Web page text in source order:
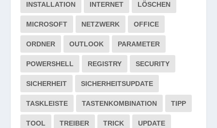
INSTALLATION INTERNET LÖSCHEN
MICROSOFT NETZWERK OFFICE
ORDNER OUTLOOK PARAMETER
POWERSHELL REGISTRY SECURITY
SICHERHEIT SICHERHEITSUPDATE
TASKLEISTE TASTENKOMBINATION TIPP
TOOL TREIBER TRICK UPDATE